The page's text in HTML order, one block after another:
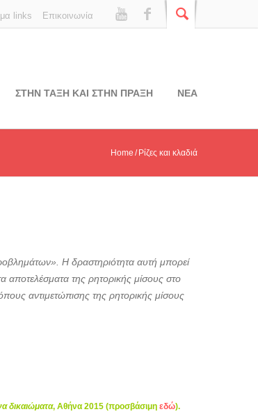
Επικοινωνία
links
ΣΤΗΝ ΤΑΞΗ ΚΑΙ ΣΤΗΝ ΠΡΑΞΗ ΝΕΑ
Home Ρίζες και κλαδιά
Η δραστηριότητα αυτή μπορεί
αποτελέσματα της ρητορικής μίσους στο
αντιμετώπισης της ρητορικής μίσους
δικαιώματα, Αθήνα 2015 (προσβάσιμη εδώ).